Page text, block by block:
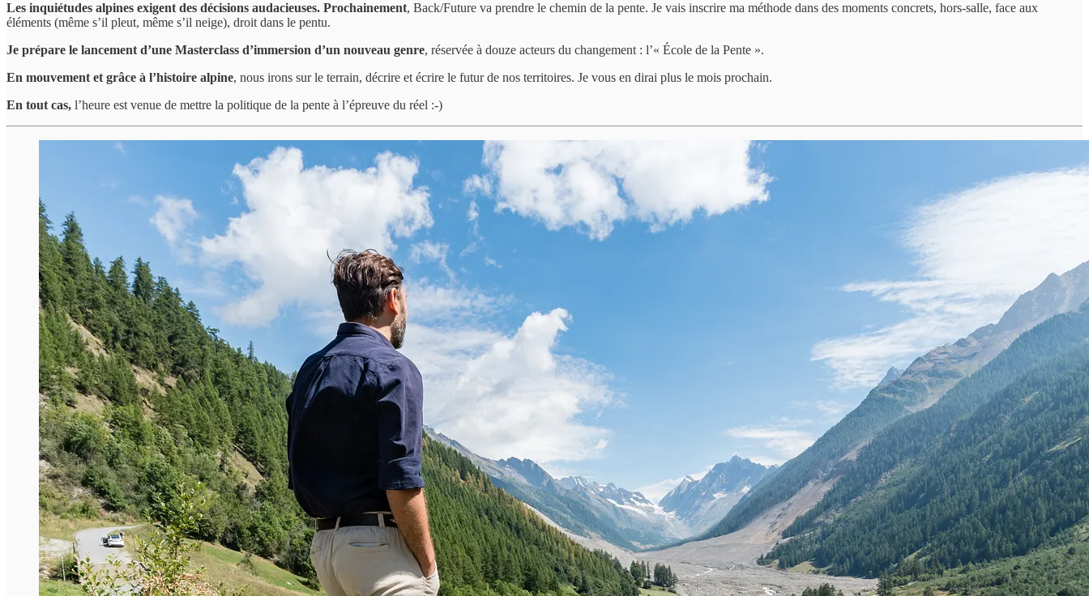
Les inquiétudes alpines exigent des décisions audacieuses. Prochainement, Back/Future va prendre le chemin de la pente. Je vais inscrire ma méthode dans des moments concrets, hors-salle, face aux
éléments (même s’il pleut, même s’il neige), droit dans le pentu.
Je prépare le lancement d’une Masterclass d’immersion d’un nouveau genre, réservée à douze acteurs du changement : l’« École de la Pente ».
En mouvement et grâce à l’histoire alpine, nous irons sur le terrain, décrire et écrire le futur de nos territoires. Je vous en dirai plus le mois prochain.
En tout cas, l’heure est venue de mettre la politique de la pente à l’épreuve du réel :-)